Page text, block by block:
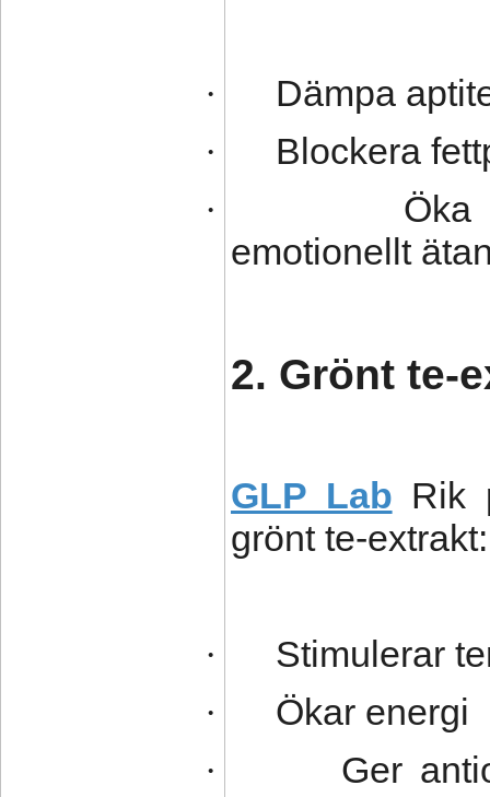
· Dämpa
· Blockera
·
Öka
emotionellt
2. Grönt te-
GLP Lab Rik
grönt te-extrakt:
· Stimulerar
· Ökar energi
·
Ger